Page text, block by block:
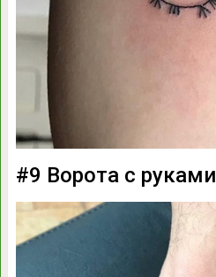
#9 Ворота с руками